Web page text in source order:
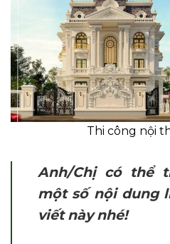
Thi công nội
Anh/Chị có thể
một số nội dung
viết này nhé!